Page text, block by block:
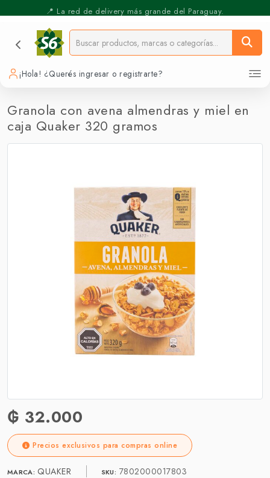
📍 La red de delivery más grande del Paraguay.
⚡️ Pickup Express - Retirás en 30 min.
¡Hola! ¿Querés ingresar o registrarte?
Granola con avena almendras y miel en
caja Quaker 320 gramos
₲ 32.000
Precios exclusivos para compras online
MARCA: QUAKER SKU: 7802000017803